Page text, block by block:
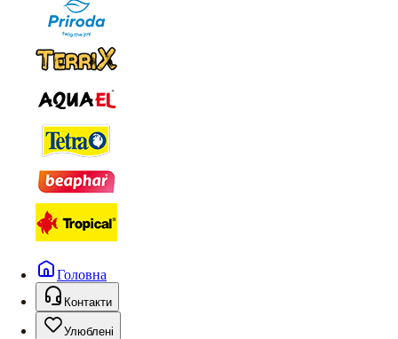
Головна
Контакти
Улюблені